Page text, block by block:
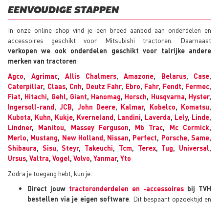
EENVOUDIGE STAPPEN
In onze online shop vind je een breed aanbod aan onderdelen en
accessoires geschikt voor Mitsubishi tractoren. Daarnaast
verkopen we ook onderdelen geschikt voor talrijke andere
merken van tractoren:
Agco, Agrimac, Allis Chalmers, Amazone, Belarus, Case,
Caterpillar, Claas, Cnh, Deutz Fahr, Ebro, Fahr, Fendt, Fermec,
Fiat, Hitachi, Gehl, Giant, Hanomag, Horsch, Husqvarna, Hyster,
Ingersoll-rand,JCB, John Deere, Kalmar, Kobelco, Komatsu,
Kubota, Kuhn, Kukje, Kverneland, Landini, Laverda, Lely, Linde,
Lindner, Manitou, Massey Ferguson, Mb Trac, Mc Cormick,
Merlo, Mustang, New Holland, Nissan, Perfect, Porsche,Same,
Shibaura, Sisu,Steyr, Takeuchi, Tcm, Terex, Tug, Universal,
Ursus, Valtra, Vogel, Volvo, Yanmar, Yto
Zodra je toegang hebt, kun je:
Direct jouw tractoronderdelen en -accessoires bij TVH
bestellen via je eigen software . Dit bespaart opzoektijd en